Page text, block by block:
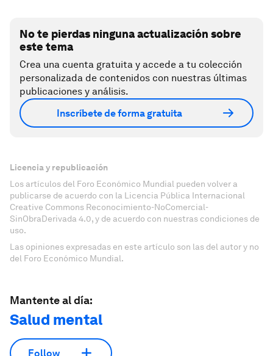
No te pierdas ninguna actualización sobre
este tema
Crea una cuenta gratuita y accede a tu colección
personalizada de contenidos con nuestras últimas
publicaciones y análisis.
Inscríbete de forma gratuita
Licencia y republicación
Los artículos del Foro Económico Mundial pueden volver a
publicarse de acuerdo con la Licencia Pública Internacional
Creative Commons Reconocimiento-NoComercial-
SinObraDerivada 4.0, y de acuerdo con nuestras condiciones de
uso.
Las opiniones expresadas en este artículo son las del autor y no
del Foro Económico Mundial.
Mantente al día:
Salud mental
Follow